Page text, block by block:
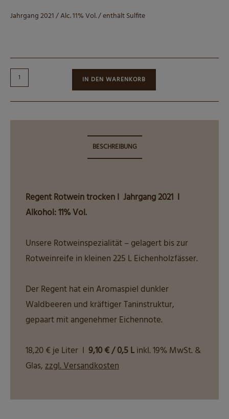
Jahrgang 2021 / Alc. 11% Vol. / enthält Sulfite
075
I
Regent
IN DEN WARENKORB
BESCHREIBUNG
Regent Rotwein trocken I Jahrgang 2021 I
Alkohol: 11% Vol.
Unsere Rotweinspezialität – gelagert bis zur
Rotweinreife in kleinen 225 L Eichenholzfässer.
Der Regent hat ein Aromaspiel dunkler
Waldbeeren und kräftiger Taninstruktur,
gepaart mit angenehmer Eichennote.
18,20 € je Liter I 9,10 € / 0,5 Linkl. 19% MwSt. &
Glas,zzgl. Versandkosten